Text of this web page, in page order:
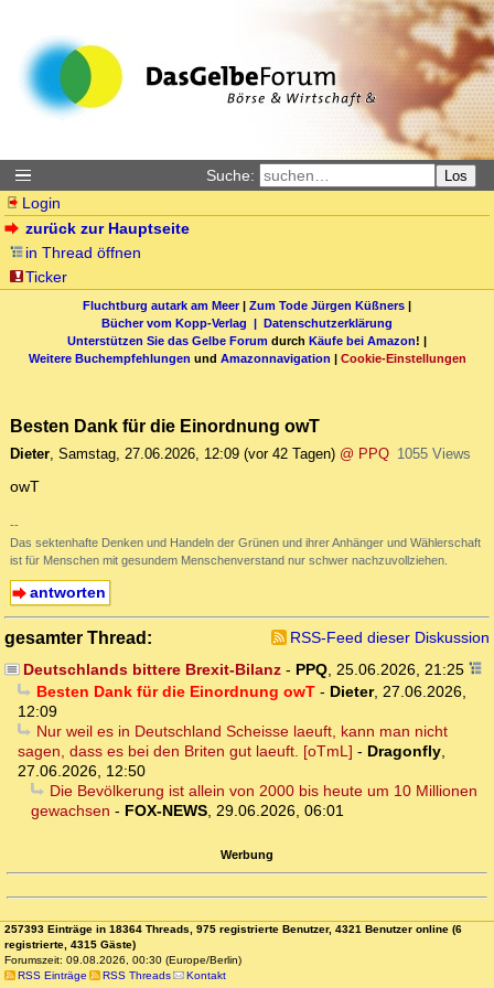
Suche: Los
Login
zurück zur Hauptseite
in Thread öffnen
Ticker
Fluchtburg autark am Meer| Zum Tode Jürgen Küßners |
Bücher vom Kopp-Verlag | Datenschutzerklärung
Unterstützen Sie das Gelbe Forum durch Käufe bei Amazon! |
Weitere Buchempfehlungen und Amazonnavigation | Cookie-Einstellungen
Besten Dank für die Einordnung owT
Dieter, Samstag, 27.06.2026, 12:09 (vor 42 Tagen) @ PPQ 1055 Views
owT
--
Das sektenhafte Denken und Handeln der Grünen und ihrer Anhänger und Wählerschaft
ist für Menschen mit gesundem Menschenverstand nur schwer nachzuvollziehen.
antworten
gesamter Thread:
RSS-Feed dieser Diskussion
Deutschlands bittere Brexit-Bilanz- PPQ, 25.06.2026, 21:25
Besten Dank für die Einordnung owT- Dieter, 27.06.2026,
12:09
Nur weil es in Deutschland Scheisse laeuft, kann man nicht
sagen, dass es bei den Briten gut laeuft. [oTmL] - Dragonfly,
27.06.2026, 12:50
Die Bevölkerung ist allein von 2000 bis heute um 10 Millionen
gewachsen - FOX-NEWS, 29.06.2026, 06:01
Werbung
257393 Einträge in 18364 Threads, 975 registrierte Benutzer, 4321 Benutzer online (6
registrierte, 4315 Gäste)
Forumszeit: 09.08.2026, 00:30 (Europe/Berlin)
RSS Einträge
RSS Threads Kontakt